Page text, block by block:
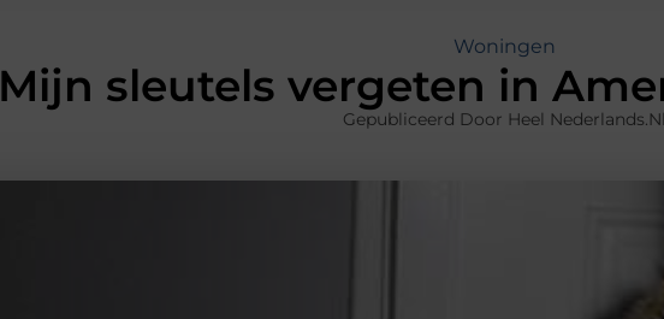
Woningen
Mijn sleutels vergeten in
Gepubliceerd Door Heel Nederlands.nl